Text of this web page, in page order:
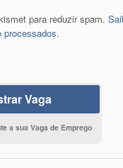
para reduzir spam.
processados.
Vaga
a sua Vaga de Emprego